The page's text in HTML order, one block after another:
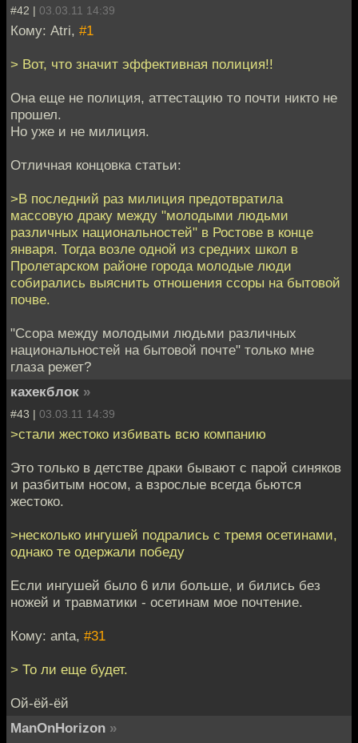
#42 | 03.03.11 14:39
Кому: Atri, #1
> Вот, что значит эффективная полиция!!
Она еще не полиция, аттестацию то почти никто не
прошел.
Но уже и не милиция.
Отличная концовка статьи:
>В последний раз милиция предотвратила
массовую драку между "молодыми людьми
различных национальностей" в Ростове в конце
января. Тогда возле одной из средних школ в
Пролетарском районе города молодые люди
собирались выяснить отношения ссоры на бытовой
почве.
"Ссора между молодыми людьми различных
национальностей на бытовой почте" только мне
глаза режет?
кахекблок »
#43 | 03.03.11 14:39
>стали жестоко избивать всю компанию
Это только в детстве драки бывают с парой синяков
и разбитым носом, а взрослые всегда бьются
жестоко.
>несколько ингушей подрались с тремя осетинами,
однако те одержали победу
Если ингушей было 6 или больше, и бились без
ножей и травматики - осетинам мое почтение.
Кому: anta, #31
> То ли еще будет.
Ой-ёй-ёй
ManOnHorizon »